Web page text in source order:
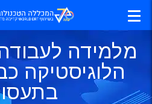
מלמידה
הלוגיסטיקה